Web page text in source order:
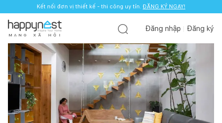
Kết nối đơn vị thiết kế - thi công uy tín. ĐĂNG KÝ NGAY!
M Ạ N G X Ã H Ộ I
Đăng nhập Đăng ký